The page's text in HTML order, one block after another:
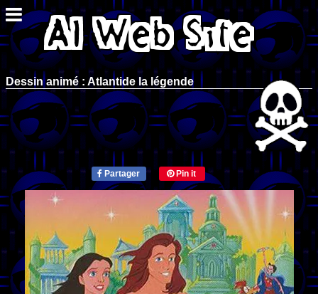
Dessin animé : Atlantide la légende
Partager Pin it